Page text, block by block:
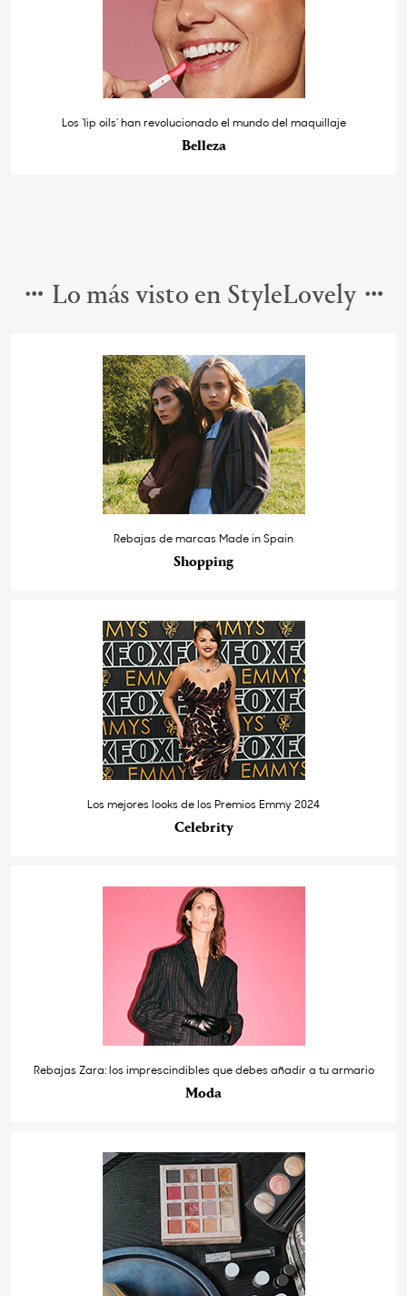
Los ‘lip oils’ han revolucionado el mundo del maquillaje
Belleza
Lo más visto en StyleLovely
Rebajas de marcas Made in Spain
Shopping
Los mejores looks de los Premios Emmy 2024
Celebrity
Rebajas Zara: los imprescindibles que debes añadir a tu armario
Moda